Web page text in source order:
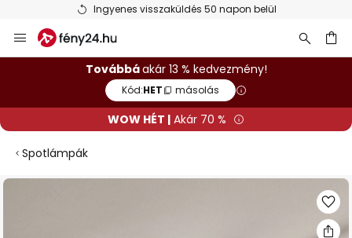
Ingyenes visszaküldés 50 napon belül
Ugrás
a
tartalomhozTovábbáakár 13 % kedvezmény!
Kód:HET másolás
WOW HÉT | Akár 70 %
Spotlámpák
Ugrás